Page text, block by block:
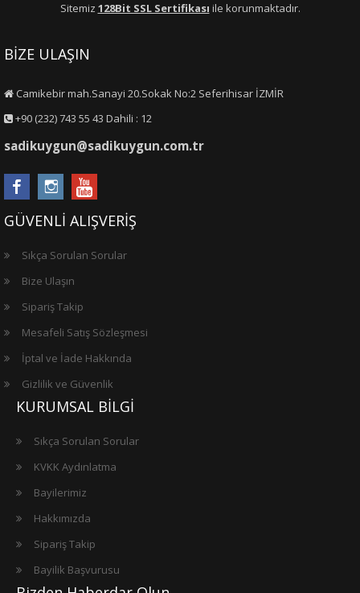
Sitemiz 128Bit SSL Sertifikası ile korunmaktadır.
BİZE ULAŞIN
Camikebir mah.Sanayi 20.Sokak No:2 Seferihisar İZMİR
+90 (232) 743 55 43 Dahili : 12
sadikuygun@sadikuygun.com.tr
GÜVENLİ ALIŞVERİŞ
Sıkça Sorulan Sorular
Bize Ulaşın
Sipariş Takip
Mesafeli Satış Sözleşmesi
İptal ve İade Hakkında
Gizlilik ve Güvenlik
KURUMSAL BİLGİ
Sıkça Sorulan Sorular
KVKK Aydınlatma
Bayilerimiz
Hakkımızda
Sipariş Takip
Bayilik Başvurusu